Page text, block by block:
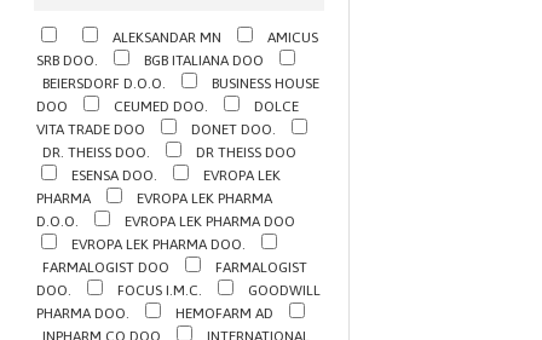
ALEKSANDAR MN
AMICUS
SRB DOO.
BGB ITALIANA DOO
BEIERSDORF D.O.O.
BUSINESS HOUSE
DOO
CEUMED DOO.
DOLCE
VITA TRADE DOO
DONET DOO.
DR. THEISS DOO.
DR THEISS DOO
ESENSA DOO.
EVROPA LEK
PHARMA
EVROPA LEK PHARMA
D.O.O.
EVROPA LEK PHARMA DOO
EVROPA LEK PHARMA DOO.
FARMALOGIST DOO
FARMALOGIST
DOO.
FOCUS I.M.C.
GOODWILL
PHARMA DOO.
HEMOFARM AD
INPHARM CO DOO
INTERNATIONAL